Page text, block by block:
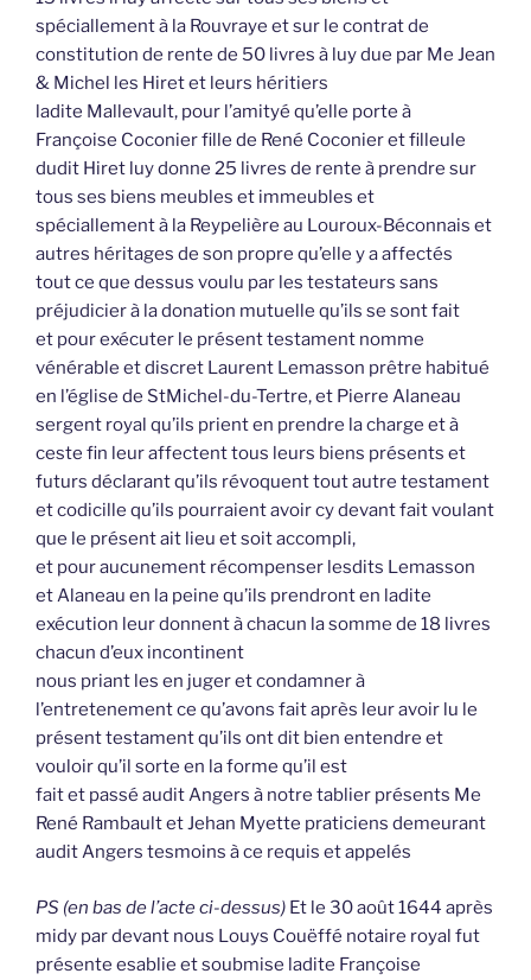
spéciallement à la Rouvraye et sur le contrat de
constitution de rente de 50 livres à luy due par Me Jean
& Michel les Hiret et leurs héritiers
ladite Mallevault, pour l’amityé qu’elle porte à
Françoise Coconier fille de René Coconier et filleule
dudit Hiret luy donne 25 livres de rente à prendre sur
tous ses biens meubles et immeubles et
spéciallement à la Reypelière au Louroux-Béconnais et
autres héritages de son propre qu’elle y a affectés
tout ce que dessus voulu par les testateurs sans
préjudicier à la donation mutuelle qu’ils se sont fait
et pour exécuter le présent testament nomme
vénérable et discret Laurent Lemasson prêtre habitué
en l’église de StMichel-du-Tertre, et Pierre Alaneau
sergent royal qu’ils prient en prendre la charge et à
ceste fin leur affectent tous leurs biens présents et
futurs déclarant qu’ils révoquent tout autre testament
et codicille qu’ils pourraient avoir cy devant fait voulant
que le présent ait lieu et soit accompli,
et pour aucunement récompenser lesdits Lemasson
et Alaneau en la peine qu’ils prendront en ladite
exécution leur donnent à chacun la somme de 18 livres
chacun d’eux incontinent
nous priant les en juger et condamner à
l’entretenement ce qu’avons fait après leur avoir lu le
présent testament qu’ils ont dit bien entendre et
vouloir qu’il sorte en la forme qu’il est
fait et passé audit Angers à notre tablier présents Me
René Rambault et Jehan Myette praticiens demeurant
audit Angers tesmoins à ce requis et appelés
PS (en bas de l’acte ci-dessus) Et le 30 août 1644 après
midy par devant nous Louys Couëffé notaire royal fut
présente esablie et soubmise ladite Françoise